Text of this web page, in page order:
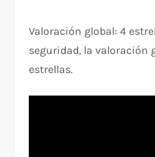
Valoración global: 4
seguridad, la valoración
estrellas.